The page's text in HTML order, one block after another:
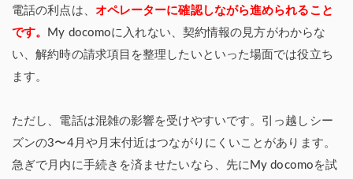
電話の利点は、 オペレーターに確認しながら進められること
です。
My docomoに入れない、契約情報の見方がわからな
い、解約時の請求項目を整理したいといった場面では役立ち
ます。
ただし、電話は混雑の影響を受けやすいです。引っ越しシー
ズンの3〜4月や月末付近はつながりにくいことがあります。
急ぎで月内に手続きを済ませたいなら、先にMy docomoを試